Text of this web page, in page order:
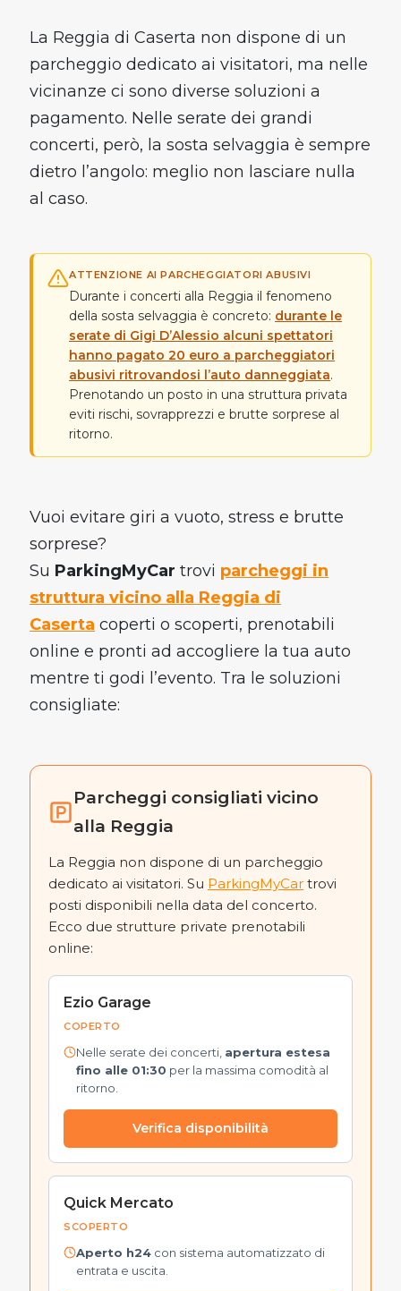
La Reggia di Caserta non dispone di un
parcheggio dedicato ai visitatori, ma nelle
vicinanze ci sono diverse soluzioni a
pagamento. Nelle serate dei grandi
concerti, però, la sosta selvaggia è sempre
dietro l’angolo: meglio non lasciare nulla
al caso.
ATTENZIONE AI PARCHEGGIATORI ABUSIVI
Durante i concerti alla Reggia il fenomeno
della sosta selvaggia è concreto: durante le
serate di Gigi D’Alessio alcuni spettatori
hanno pagato 20 euro a parcheggiatori
abusivi ritrovandosi l’auto danneggiata.
Prenotando un posto in una struttura privata
eviti rischi, sovrapprezzi e brutte sorprese al
ritorno.
Vuoi evitare giri a vuoto, stress e brutte
sorprese?
Su ParkingMyCar trovi parcheggi in
struttura vicino alla Reggia di
Caserta coperti o scoperti, prenotabili
online e pronti ad accogliere la tua auto
mentre ti godi l’evento. Tra le soluzioni
consigliate:
Parcheggi consigliati vicino
alla Reggia
La Reggia non dispone di un parcheggio
dedicato ai visitatori. Su ParkingMyCar trovi
posti disponibili nella data del concerto.
Ecco due strutture private prenotabili
online:
Ezio Garage
COPERTO
Nelle serate dei concerti, apertura estesa
fino alle 01:30 per la massima comodità al
ritorno.
Verifica disponibilità
Quick Mercato
SCOPERTO
Aperto h24 con sistema automatizzato di
entrata e uscita.
Parcheggio in un clic e promo
esclusive 👀
App Store